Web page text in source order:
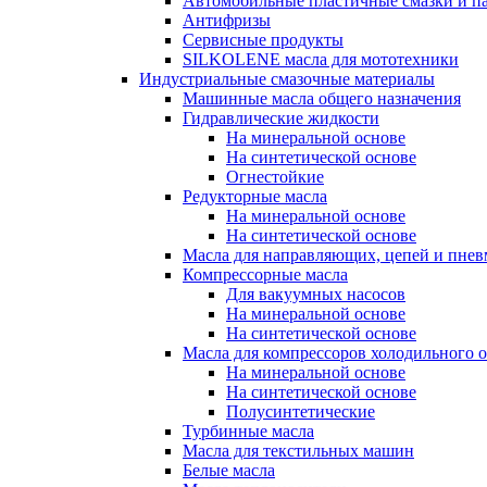
Антифризы
Сервисные продукты
SILKOLENE масла для мототехники
Индустриальные смазочные материалы
Машинные масла общего назначения
Гидравлические жидкости
На минеральной основе
На синтетической основе
Огнестойкие
Редукторные масла
На минеральной основе
На синтетической основе
Масла для направляющих, цепей и
Компрессорные масла
Для вакуумных насосов
На минеральной основе
На синтетической основе
Масла для компрессоров холодильного
На минеральной основе
На синтетической основе
Полусинтетические
Турбинные масла
Масла для текстильных машин
Белые масла